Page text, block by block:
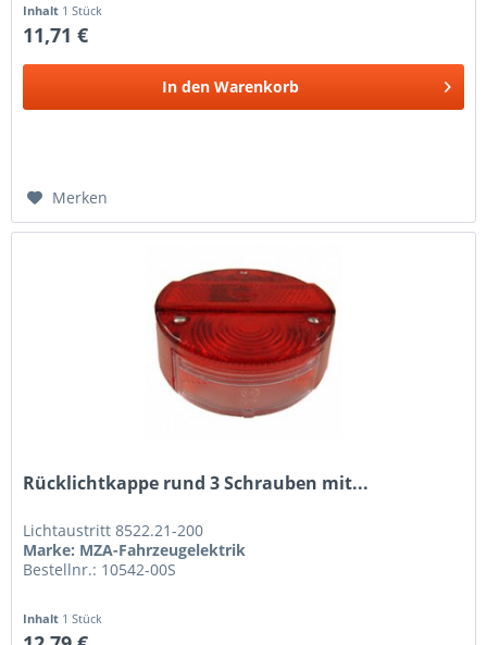
Inhalt 1 Stück
11,71 €
In den Warenkorb
Merken
Rücklichtkappe rund 3 Schrauben mit...
Lichtaustritt 8522.21-200
Marke: MZA-Fahrzeugelektrik
Bestellnr.: 10542-00S
Inhalt 1 Stück